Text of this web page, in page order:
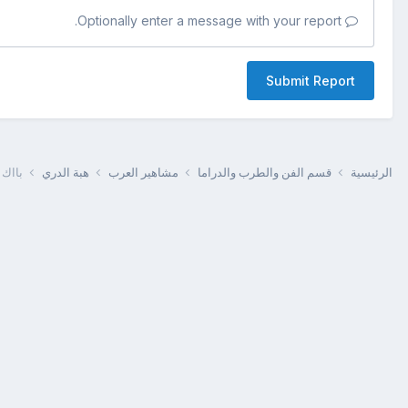
Submit Report
الرئيسية قسم الفن والطرب والدراما مشاهير العرب هبة الدري